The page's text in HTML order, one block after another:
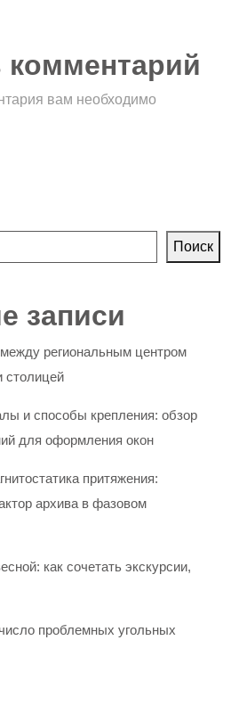
вам необходимо
Поиск
записи
региональным центром
столицей
и способы крепления: обзор
для оформления окон
притяжения:
архива в фазовом
как сочетать экскурсии,
проблемных угольных